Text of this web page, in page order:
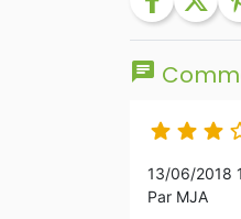
chat
  
13/06/2018
Par MJA